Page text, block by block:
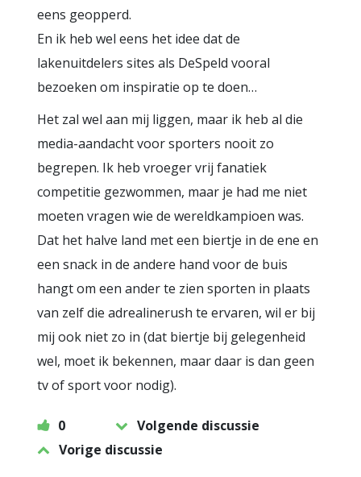
eens geopperd.
En ik heb wel eens het idee dat de
lakenuitdelers sites als DeSpeld vooral
bezoeken om inspiratie op te doen…
Het zal wel aan mij liggen, maar ik heb al die
media-aandacht voor sporters nooit zo
begrepen. Ik heb vroeger vrij fanatiek
competitie gezwommen, maar je had me niet
moeten vragen wie de wereldkampioen was.
Dat het halve land met een biertje in de ene en
een snack in de andere hand voor de buis
hangt om een ander te zien sporten in plaats
van zelf die adrealinerush te ervaren, wil er bij
mij ook niet zo in (dat biertje bij gelegenheid
wel, moet ik bekennen, maar daar is dan geen
tv of sport voor nodig).
0
Volgende discussie
Vorige discussie